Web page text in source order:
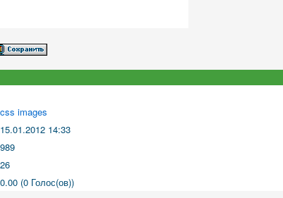
css images
15.01.2012 14:33
989
26
0.00 (0 Голос(ов))